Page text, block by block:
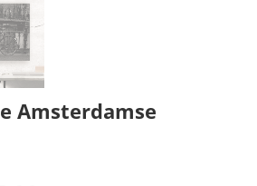
Amsterdamse